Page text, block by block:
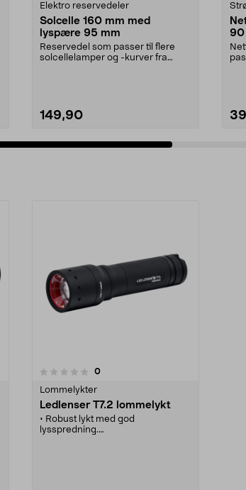
Elektro reservedeler
Solcelle 160 mm med
lyspære 95 mm
Reservedel som passer til flere
solcellelamper og -kurver fra
149,90
90
0anmeldelser
Lommelykter
Ledlenser T7.2 lommelykt
• Robust lykt med god
lysspredning.